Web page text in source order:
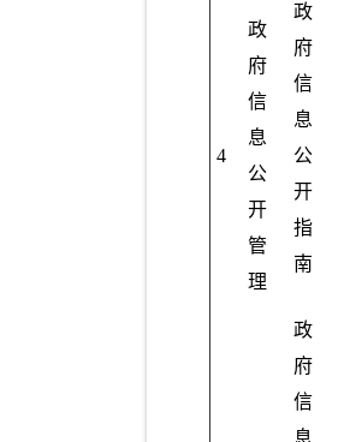
4
政
府
信
息
公
开
管
理
政
府
信
息
公
开
指
南
政
府
信
息